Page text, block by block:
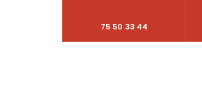
75 50 33 44